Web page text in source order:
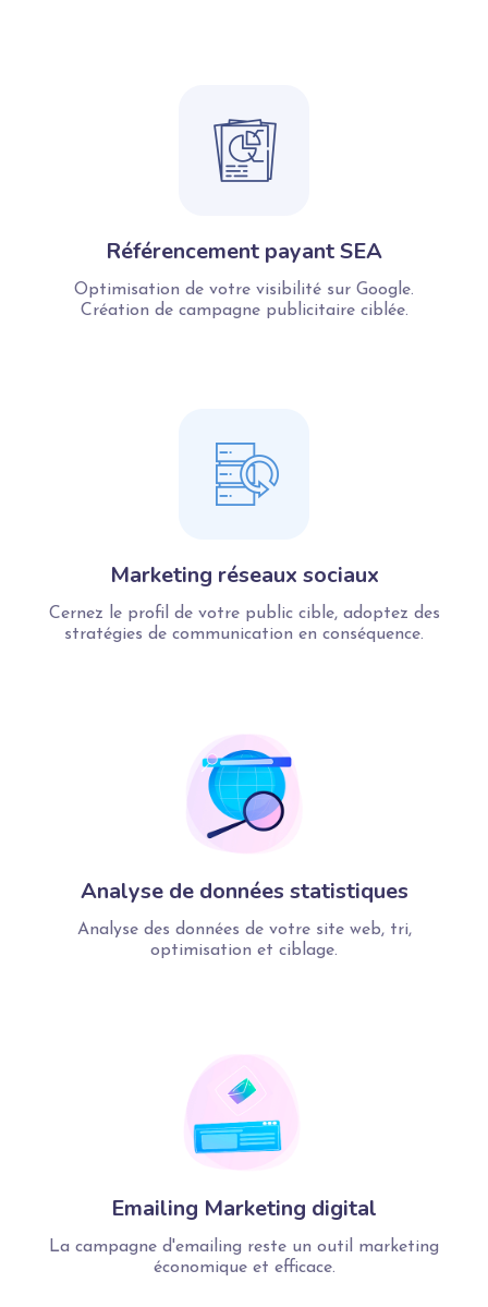
Référencement payant SEA
Optimisation de votre visibilité sur Google.
Création de campagne publicitaire ciblée.
Marketing réseaux sociaux
Cernez le profil de votre public cible, adoptez des
stratégies de communication en conséquence.
Analyse de données statistiques
Analyse des données de votre site web, tri,
optimisation et ciblage.
Emailing Marketing digital
La campagne d'emailing reste un outil marketing
économique et efficace.